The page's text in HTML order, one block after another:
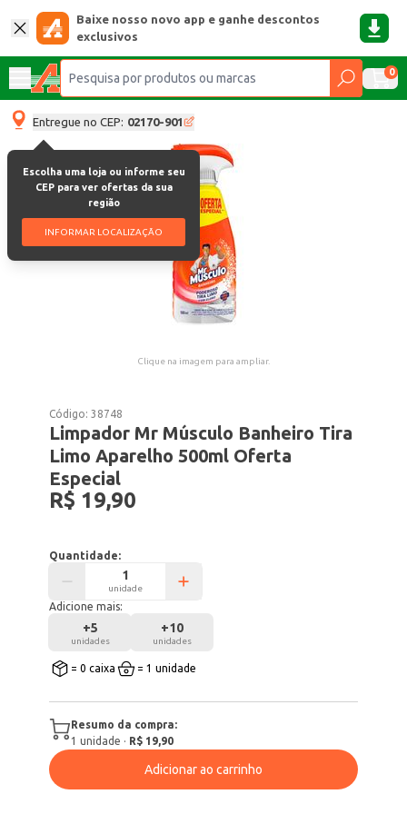
Baixe nosso novo app e ganhe descontos
exclusivos
0
Entregue no CEP: 02170-901
Escolha uma loja ou informe seu
CEP para ver ofertas da sua
região
INFORMAR LOCALIZAÇÃO
Clique na imagem para ampliar.
Código:38748
Limpador Mr Músculo Banheiro Tira
Limo Aparelho 500ml Oferta
Especial
R$ 19,90
Quantidade:
unidade
Adicione mais:
+5
unidades
+10
unidades
= 0 caixa = 1 unidade
Resumo da compra:
1 unidade · R$ 19,90
Adicionar ao carrinho